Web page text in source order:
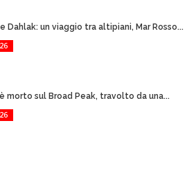
Dahlak: un viaggio tra altipiani, Mar Rosso...
morto sul Broad Peak, travolto da una...